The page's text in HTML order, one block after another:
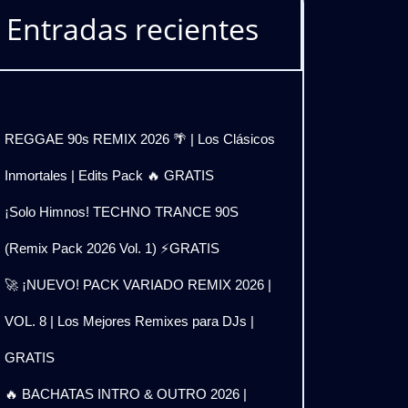
Entradas recientes
REGGAE 90s REMIX 2026 🌴 | Los Clásicos
Inmortales | Edits Pack 🔥 GRATIS
¡Solo Himnos! TECHNO TRANCE 90S
(Remix Pack 2026 Vol. 1) ⚡GRATIS
🚀 ¡NUEVO! PACK VARIADO REMIX 2026 |
VOL. 8 | Los Mejores Remixes para DJs |
GRATIS
🔥 BACHATAS INTRO & OUTRO 2026 |